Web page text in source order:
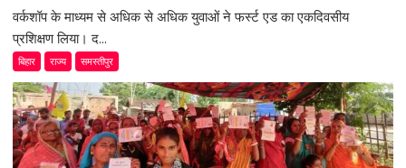
वर्कशॉप के माध्यम से अधिक से अधिक युवाओं ने फर्स्ट एड का एकदिवसीय
प्रशिक्षण लिया। द...
बिहार राज्य समस्तीपुर